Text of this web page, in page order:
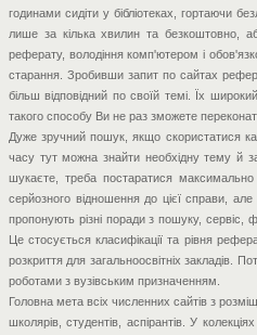
годинами сидіти у бібліотеках, гортаючи
лише за кілька хвилин та безкоштовно,
реферату, володіння комп'ютером і
старання. Зробивши запит по сайтах
більш відповідний по своїй темі. Їх
такого способу Ви не раз зможете
Дуже зручний пошук, якщо скористатися
часу тут можна знайти необхідну тему й
шукаєте, треба постаратися
серйозного відношення до цієї справи,
пропонують різні поради з пошуку,
Це стосується класифікації та рівня
розкриття для загальноосвітніх закладів.
роботами з вузівським призначенням.
Головна мета всіх численних сайтів з
школярів, студентів, аспірантів. У